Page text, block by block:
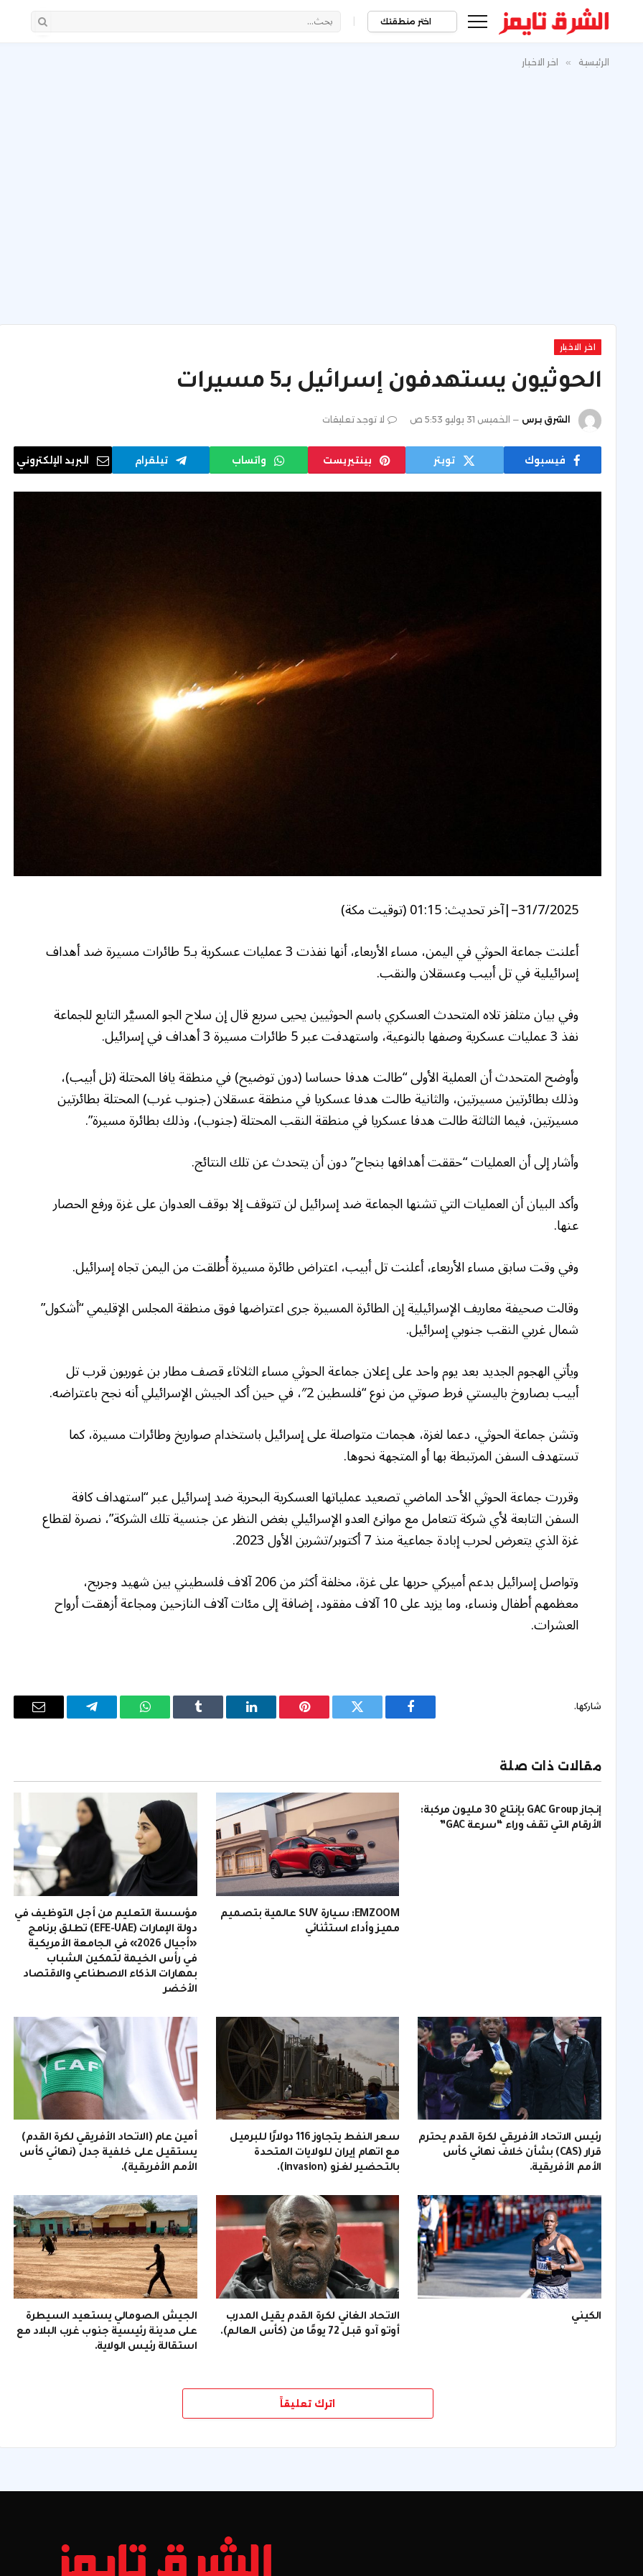
اختر منطقتك |
الرئيسية » اخر الاخبار
اخر الاخبار
الحوثيون يستهدفون إسرائيل بـ5 مسيرات
الشرق برس الخميس 31 يوليو 5:53 ص لا توجد تعليقات
فيسبوك تويتر بينتيريست واتساب تيلقرام البريد الإلكتروني
31/7/2025
–
|آخر تحديث:01:15 (توقيت مكة)
أعلنت جماعة الحوثي في اليمن، مساء الأربعاء، أنها نفذت 3 عمليات عسكرية بـ5 طائرات مسيرة ضد أهداف
إسرائيلية في تل أبيب وعسقلان والنقب.
وفي بيان متلفز تلاه المتحدث العسكري باسم الحوثيين يحيى سريع قال إن سلاح الجو المسيَّر التابع للجماعة
نفذ 3 عمليات عسكرية وصفها بالنوعية، واستهدفت عبر 5 طائرات مسيرة 3 أهداف في إسرائيل.
وأوضح المتحدث أن العملية الأولى “طالت هدفا حساسا (دون توضيح) في منطقة يافا المحتلة (تل أبيب)،
وذلك بطائرتين مسيرتين، والثانية طالت هدفا عسكريا في منطقة عسقلان (جنوب غرب) المحتلة بطائرتين
مسيرتين، فيما الثالثة طالت هدفا عسكريا في منطقة النقب المحتلة (جنوب)، وذلك بطائرة مسيرة”.
وأشار إلى أن العمليات “حققت أهدافها بنجاح” دون أن يتحدث عن تلك النتائج.
وأكد البيان أن العمليات التي تشنها الجماعة ضد إسرائيل لن تتوقف إلا بوقف العدوان على غزة ورفع الحصار
عنها.
وفي وقت سابق مساء الأربعاء، أعلنت تل أبيب، اعتراض طائرة مسيرة أُطلقت من اليمن تجاه إسرائيل.
وقالت صحيفة معاريف الإسرائيلية إن الطائرة المسيرة جرى اعتراضها فوق منطقة المجلس الإقليمي “أشكول”
شمال غربي النقب جنوبي إسرائيل.
ويأتي الهجوم الجديد بعد يوم واحد على إعلان جماعة الحوثي مساء الثلاثاء قصف مطار بن غوريون قرب تل
أبيب بصاروخ باليستي فرط صوتي من نوع “فلسطين 2″، في حين أكد الجيش الإسرائيلي أنه نجح باعتراضه.
وتشن جماعة الحوثي، دعما لغزة، هجمات متواصلة على إسرائيل باستخدام صواريخ وطائرات مسيرة، كما
تستهدف السفن المرتبطة بها أو المتجهة نحوها.
وقررت جماعة الحوثي الأحد الماضي تصعيد عملياتها العسكرية البحرية ضد إسرائيل عبر “استهداف كافة
السفن التابعة لأي شركة تتعامل مع موانئ العدو الإسرائيلي بغض النظر عن جنسية تلك الشركة”، نصرة لقطاع
غزة الذي يتعرض لحرب إبادة جماعية منذ 7 أكتوبر/تشرين الأول 2023.
وتواصل إسرائيل بدعم أميركي حربها على غزة، مخلفة أكثر من 206 آلاف فلسطيني بين شهيد وجريح،
معظمهم أطفال ونساء، وما يزيد على 10 آلاف مفقود، إضافة إلى مئات آلاف النازحين ومجاعة أزهقت أرواح
العشرات.
شاركها.
فيسبوك تويتر بينتيريستلينكدإن Tumblr واتساب تيلقرام
البريد
مقالات ذات صلة
إنجاز GAC Group بإنتاج 30 مليون مركبة:
الأرقام التي تقف وراء “سرعة GAC”
EMZOOM: سيارة SUV عالمية بتصميم
مميز وأداء استثنائي
مؤسسة التعليم من أجل التوظيف في
دولة الإمارات (EFE-UAE) تطلق برنامج
«أجيال 2026» في الجامعة الأمريكية
في رأس الخيمة لتمكين الشباب
بمهارات الذكاء الاصطناعي والاقتصاد
الأخضر
رئيس الاتحاد الأفريقي لكرة القدم يحترم
قرار (CAS) بشأن خلاف نهائي كأس
الأمم الأفريقية.
سعر النفط يتجاوز 116 دولارًا للبرميل
مع اتهام إيران للولايات المتحدة
بالتحضير لغزو (invasion).
أمين عام (الاتحاد الأفريقي لكرة القدم)
يستقيل على خلفية جدل (نهائي كأس
الأمم الأفريقية).
الكيني
الاتحاد الغاني لكرة القدم يقيل المدرب
أوتو آدو قبل 72 يومًا من (كأس العالم).
الجيش الصومالي يستعيد السيطرة
على مدينة رئيسية جنوب غرب البلاد مع
استقالة رئيس الولاية.
اترك تعليقاً